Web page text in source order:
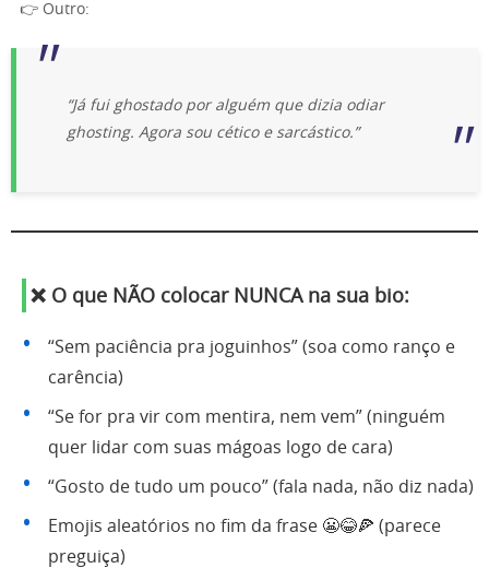
👉 Outro:
“Já fui ghostado por alguém que dizia odiar
ghosting. Agora sou cético e sarcástico.”
❌ O que NÃO colocar NUNCA na sua bio:
“Sem paciência pra joguinhos” (soa como ranço e
carência)
“Se for pra vir com mentira, nem vem” (ninguém
quer lidar com suas mágoas logo de cara)
“Gosto de tudo um pouco” (fala nada, não diz nada)
Emojis aleatórios no fim da frase 😬😂🍕 (parece
preguiça)